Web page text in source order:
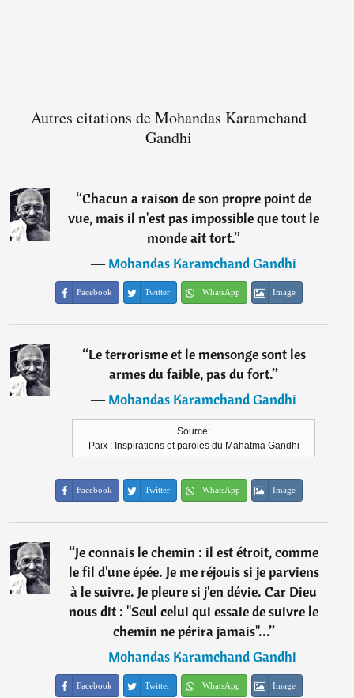
Autres citations de Mohandas Karamchand
Gandhi
“Chacun a raison de son propre point de
vue, mais il n'est pas impossible que tout le
monde ait tort.”
―Mohandas Karamchand Gandhi
Facebook Twitter WhatsApp Image
“Le terrorisme et le mensonge sont les
armes du faible, pas du fort.”
―Mohandas Karamchand Gandhi
Source:
Paix : Inspirations et paroles du Mahatma Gandhi
Facebook Twitter WhatsApp Image
“Je connais le chemin : il est étroit, comme
le fil d'une épée. Je me réjouis si je parviens
à le suivre. Je pleure si j'en dévie. Car Dieu
nous dit : "Seul celui qui essaie de suivre le
chemin ne périra jamais"...”
―Mohandas Karamchand Gandhi
Facebook Twitter WhatsApp Image